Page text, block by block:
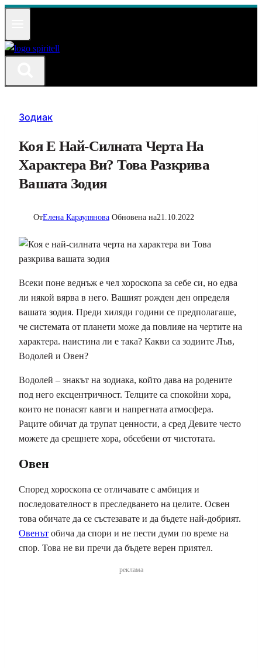
Към
Зодиак
Коя Е Най-Силната Черта На
Характера Ви? Това Разкрива
Вашата Зодия
ОтЕлена Караулянова Обновена на21.10.2022
Всеки поне веднъж е чел хороскопа за себе си, но едва
ли някой вярва в него. Вашият рожден ден определя
вашата зодия. Преди хиляди години се предполагаше,
че системата от планети може да повлияе на чертите на
характера. наистина ли е така? Какви са зодиите Лъв,
Водолей и Овен?
Водолей – знакът на зодиака, който дава на родените
под него ексцентричност. Телците са спокойни хора,
които не понасят кавги и напрегната атмосфера.
Раците обичат да трупат ценности, а сред Девите често
можете да срещнете хора, обсебени от чистотата.
Овен
Според хороскопа се отличавате с амбиция и
последователност в преследването на целите. Освен
това обичате да се състезавате и да бъдете най-добрият.
Овенът обича да спори и не пести думи по време на
спор. Това не ви пречи да бъдете верен приятел.
реклама